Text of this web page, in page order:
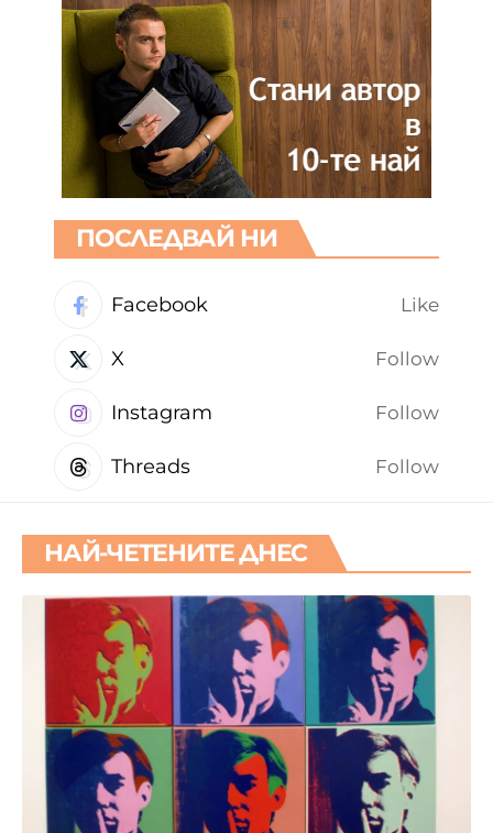
ПОСЛЕДВАЙ НИ
Facebook Like
X Follow
Instagram Follow
Threads Follow
НАЙ-ЧЕТЕНИТЕ ДНЕС